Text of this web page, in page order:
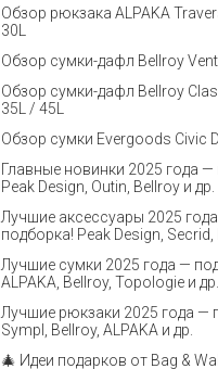
Обзор рюкзака ALPAKA
30L
Обзор сумки-дафл Bellroy
Обзор сумки-дафл Bellroy
35L / 45L
Обзор сумки Evergoods Civic
Главные новинки 2025 года —
Peak Design, Outin, Bellroy и др.
Лучшие аксессуары 2025
подборка! Peak Design, Secrid,
Лучшие сумки 2025 года —
ALPAKA, Bellroy, Topologie и др.
Лучшие рюкзаки 2025 года —
Sympl, Bellroy, ALPAKA и др.
🎄 Идеи подарков от Bag &